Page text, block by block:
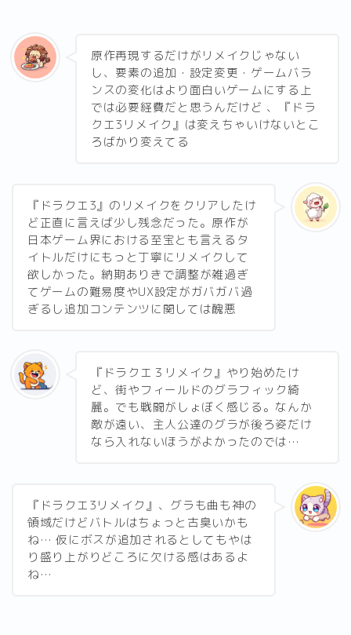
原作再現するだけがリメイクじゃない
し、要素の追加・設定変更・ゲームバラ
ンスの変化はより面白いゲームにする上
では必要経費だと思うんだけど 、『ドラ
クエ3リメイク』は変えちゃいけないとこ
ろばかり変えてる
『ドラクエ3』のリメイクをクリアしたけ
ど正直に言えば少し残念だった。原作が
日本ゲーム界における至宝とも言えるタ
イトルだけにもっと丁寧にリメイクして
欲しかった。納期ありきで調整が雑過ぎ
てゲームの難易度やUX設定がガバガバ過
ぎるし追加コンテンツに関しては醜悪
『ドラクエ３リメイク』やり始めたけ
ど、街やフィールドのグラフィック綺
麗。でも戦闘がしょぼく感じる。なんか
敵が遠い、主人公達のグラが後ろ姿だけ
なら入れないほうがよかったのでは…
『ドラクエ3リメイク』、グラも曲も神の
領域だけどバトルはちょっと古臭いかも
ね… 仮にボスが追加されるとしてもやは
り盛り上がりどころに欠ける感はあるよ
ね…